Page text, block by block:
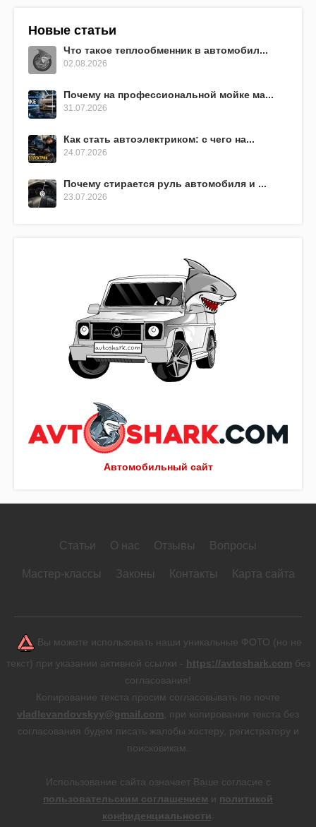
Автомобильный сайт
Новые статьи
Что такое теплообменник в автомобил...
02.08.2026
Почему на профессиональной мойке ма...
31.07.2026
Как стать автоэлектриком: с чего на...
24.07.2026
Почему стирается руль автомобиля и ...
23.07.2026
Статьи О нас Отзывы Вопросы
Мастер-классы Законы Контакты Карта сайта
Вы можете использовать наши уникальные ФОТО (но не
текст) при указании активной ссылки - https://avtoshark.com без
согласования!
Копирование текста просим согласовывать по почте
vladlevandovskyy@gmail.com , при копировании текста без
согласования будем писать жалобы хостеру, регистратору и
поисковикам.
Использование сайта означает Ваше согласие с
пользовательским соглашением и политикой
конфиденциальности